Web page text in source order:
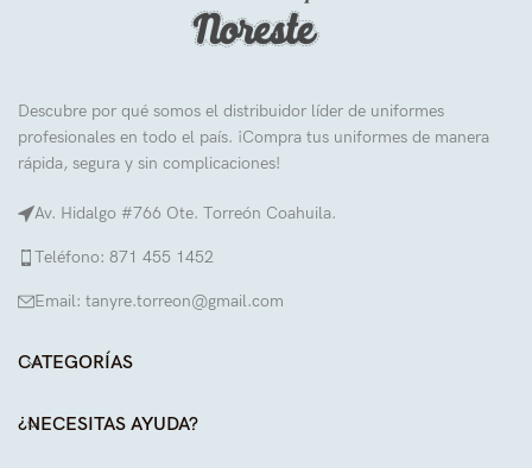
Descubre por qué somos el distribuidor líder de uniformes
profesionales en todo el país. ¡Compra tus uniformes de manera
rápida, segura y sin complicaciones!
Av. Hidalgo #766 Ote. Torreón Coahuila.
Teléfono: 871 455 1452
Email: tanyre.torreon@gmail.com
CATEGORÍAS
¿NECESITAS AYUDA?